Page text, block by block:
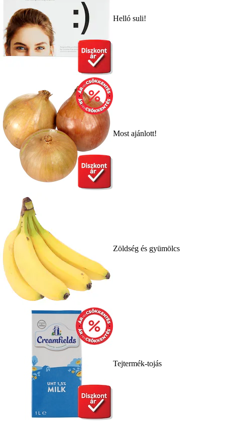
Helló suli!
Most ajánlott!
Zöldség és gyümölcs
Tejtermék-tojás